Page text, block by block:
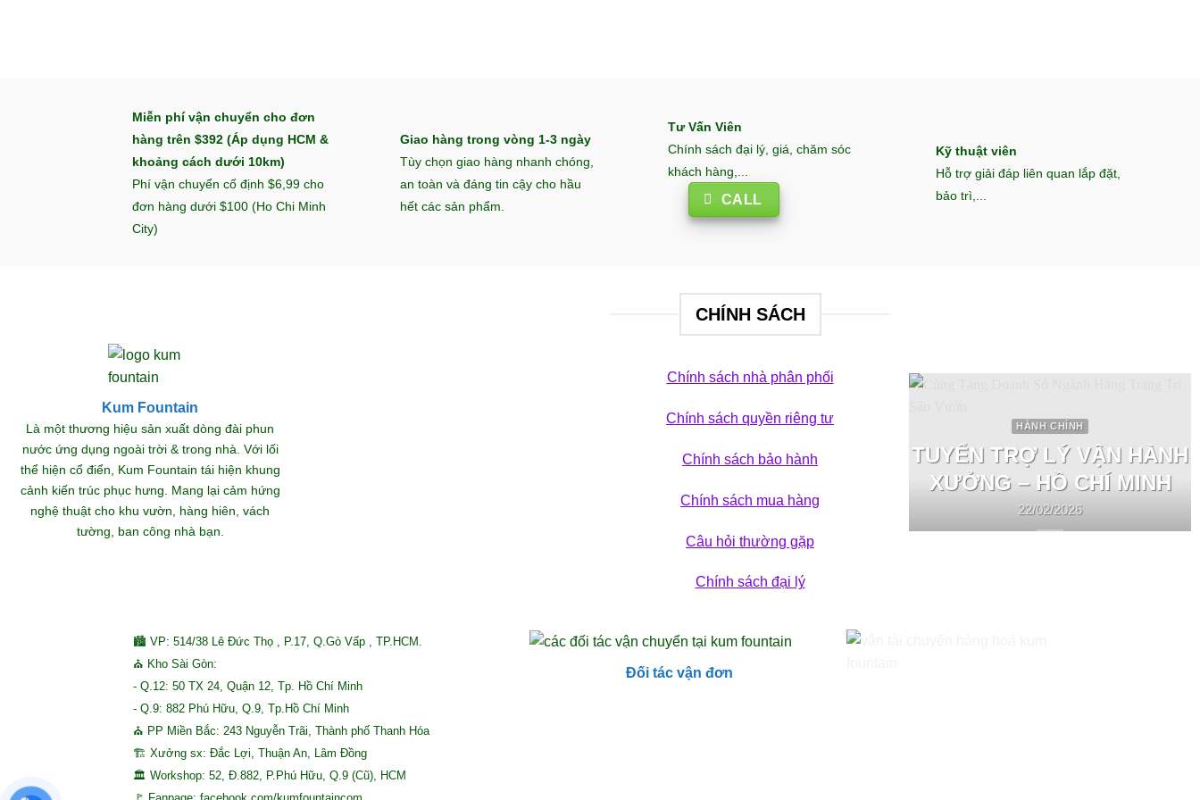
Miễn phí vận chuyển cho đơn
hàng trên $392 (Áp dụng HCM &
khoảng cách dưới 10km)
Phí vận chuyển cố định $6,99 cho
đơn hàng dưới $100 (Ho Chi Minh
City)
Giao hàng trong vòng 1-3 ngày
Tùy chọn giao hàng nhanh chóng,
an toàn và đáng tin cậy cho hầu
hết các sản phẩm.
Tư Vấn Viên
Chính sách đại lý, giá, chăm sóc
khách hàng,...
CALL
Kỹ thuật viên
Hỗ trợ giải đáp liên quan lắp đặt,
bảo trì,...
Kum Fountain
Là một thương hiệu sản xuất dòng đài phun
nước ứng dụng ngoài trời & trong nhà. Với lối
thể hiện cổ điển, Kum Fountain tái hiện khung
cảnh kiến trúc phục hưng. Mang lại cảm hứng
nghệ thuật cho khu vườn, hàng hiên, vách
tường, ban công nhà bạn.
CHÍNH SÁCH
Chính sách nhà phân phối
Chính sách quyền riêng tư
Chính sách bảo hành
Chính sách mua hàng
Câu hỏi thường gặp
Chính sách đại lý
HÀNH CHÍNH
TUYỂN TRỢ LÝ VẬN HÀNH
XƯỞNG – HỒ CHÍ MINH
22/02/2026
🏙 VP: 514/38 Lê Đức Thọ , P.17, Q.Gò Vấp , TP.HCM.
⛪ Kho Sài Gòn:
- Q.12: 50 TX 24, Quận 12, Tp. Hồ Chí Minh
- Q.9: 882 Phú Hữu, Q.9, Tp.Hồ Chí Minh
⛪ PP Miền Bắc: 243 Nguyễn Trãi, Thành phố Thanh Hóa
🏗 Xưởng sx: Đắc Lợi, Thuận An, Lâm Đồng
🏛 Workshop: 52, Đ.882, P.Phú Hữu, Q.9 (Cũ), HCM
Đối tác vận đơn